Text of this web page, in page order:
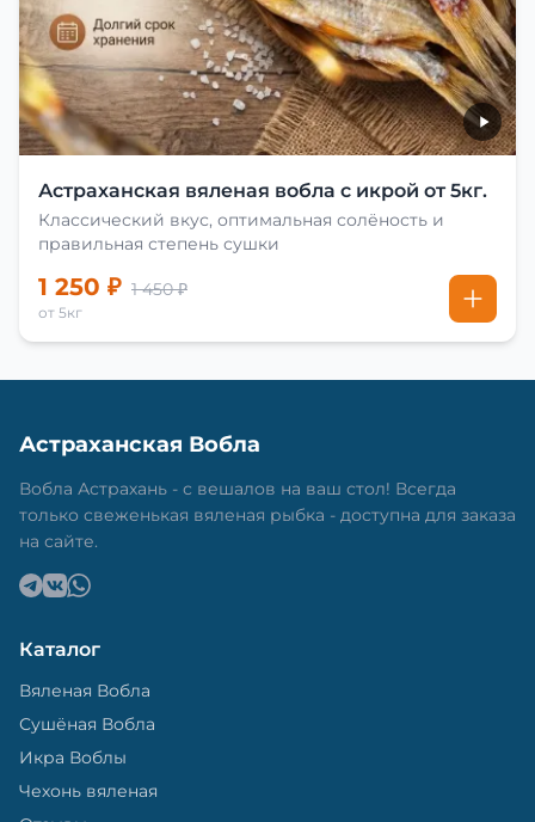
Астраханская вяленая вобла с икрой от 5кг.
Классический вкус, оптимальная солёность и
правильная степень сушки
1 250 ₽ 1 450 ₽
от 5кг
Астраханская Вобла
Вобла Астрахань - с вешалов на ваш стол! Всегда
только свеженькая вяленая рыбка - доступна для заказа
на сайте.
Каталог
Вяленая Вобла
Сушёная Вобла
Икра Воблы
Чехонь вяленая